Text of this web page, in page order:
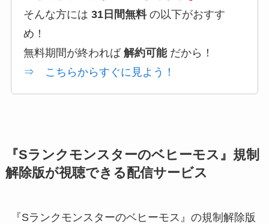
そんな方には 31日間無料の以下がおすす
め！
無料期間が終われば 解約可能だから！
⇒ こちらからすぐに見よう！
『Sランクモンスターのベヒーモス』規制
解除版が視聴できる配信サービス
『Sランクモンスターのベヒーモス』の規制解除版